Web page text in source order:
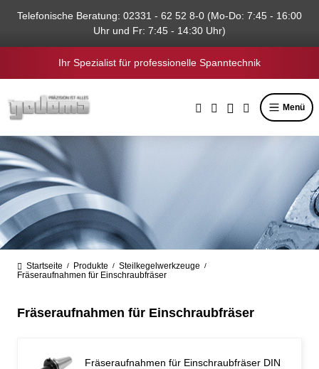
springen
Telefonische Beratung: 02331 - 62 52 8-0 (Mo-Do: 7:45 - 16:00
Uhr und Fr: 7:45 - 14:30 Uhr)
Ihr Spezialist für professionelle Spanntechnik
Menü
Startseite / Produkte / Steilkegelwerkzeuge /
Fräseraufnahmen für Einschraubfräser
Fräseraufnahmen für Einschraubfräser
Fräseraufnahmen für Einschraubfräser DIN